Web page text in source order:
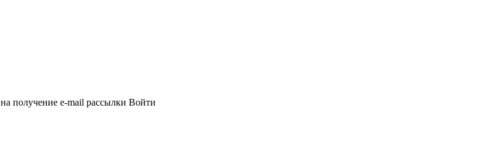
на получение e-mail рассылки Войти